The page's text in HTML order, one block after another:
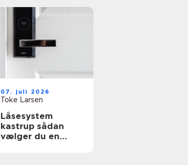
07. juli 2026
Toke Larsen
Låsesystem
kastrup sådan
vælger du en